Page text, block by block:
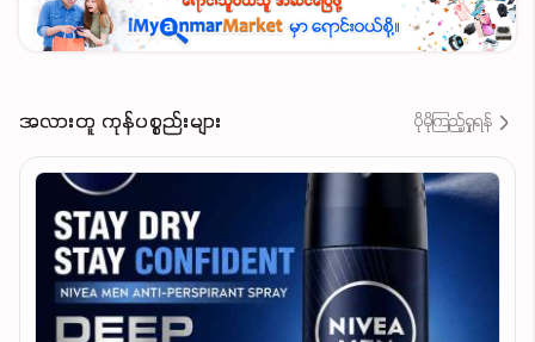
အလားတူ ကုန်ပစ္စည်းများ ပိုမိုကြည့်ရှုရန်